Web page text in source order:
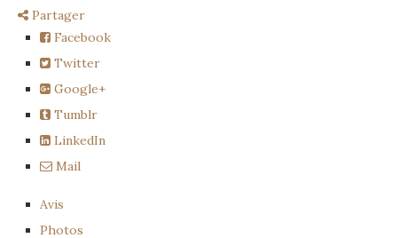
Partager
Facebook
Twitter
Google+
Tumblr
LinkedIn
Mail
Avis
Photos